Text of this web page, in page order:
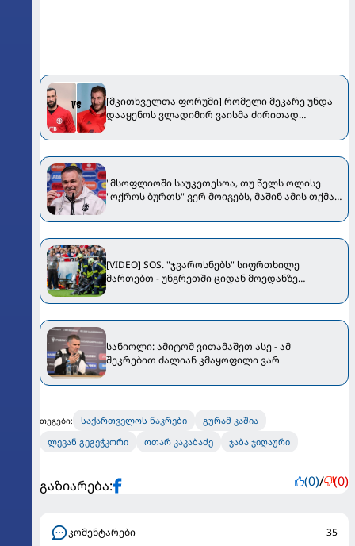
[მკითხველთა ფორუმი] რომელი მეკარე უნდა
დააყენოს ვლადიმირ ვაისმა ძირითად
"მსოფლიოში საუკეთესოა, თუ წელს ოლისე
"ოქროს ბურთს" ვერ მოიგებს, მაშინ ამის თქმა
[VIDEO] SOS. "ჯვაროსნებს" სიფრთხილე
მართებთ - უნგრეთში ციდან მოედანზე
სანიოლი: ამიტომ ვითამაშეთ ასე - ამ
შეკრებით ძალიან კმაყოფილი ვარ
თეგები: საქართველოს ნაკრები
გურამ კაშია
ლევან გეგეჭკორი
ოთარ კაკაბაძე ჯაბა ჯიღაური
გაზიარება: (0)/ (0)
კომენტარები 35